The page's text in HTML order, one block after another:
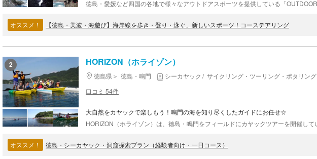
オススメ！ 【徳島・美波・海遊び】海岸線を歩き・登り・泳ぐ、新しいスポーツ！コーステアリング
2 HORIZON（ホライゾン）
徳島県 徳島・鳴門 シーカヤック サイクリング・ツーリング・ポタリング
口コミ 54件
大自然をカヤックで楽しもう！鳴門の海を知り尽くしたガイドにお任せ☆
オススメ！ 徳島・シーカヤック・洞窟探索プラン（経験者向け・一日コース）